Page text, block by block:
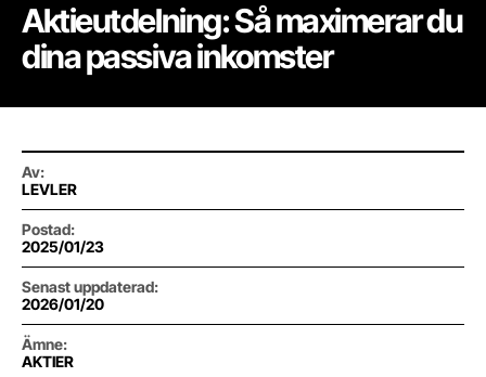
Aktieutdelning: Så maximerar du
dina passiva inkomster
Av:
LEVLER
Postad:
2025/01/23
Senast uppdaterad:
2026/01/20
Ämne:
AKTIER